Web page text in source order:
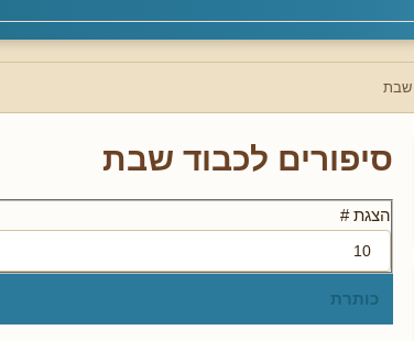
שבת
סיפורים לכבוד שבת
הצגת #
כותרת